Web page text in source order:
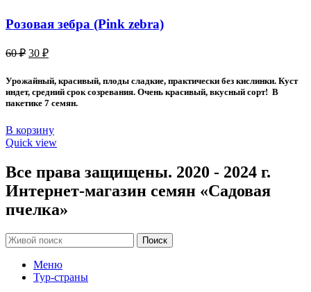
Розовая зебра (Pink zebra)
60₽ Первоначальная
составляла
60 ₽.
30 ₽Текущая
30 ₽.
Урожайный, красивый, плоды сладкие, практически без кислинки. Куст
индет, средний срок созревания. Очень красивый, вкусный сорт! В
пакетике 7 семян.
В корзину
Quick view
Все права защищены. 2020 - 2024 г.
Интернет-магазин семян «Садовая
пчелка»
Поиск
Меню
Тур-страны